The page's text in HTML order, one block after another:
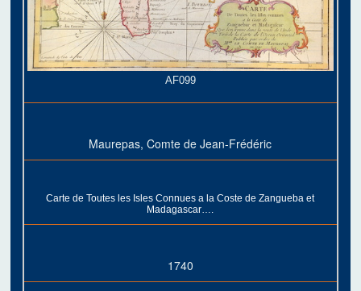
AF099
Maurepas, Comte de Jean-Frédéric
Carte de Toutes les Isles Connues a la Coste de Zangueba et
Madagascar….
1740